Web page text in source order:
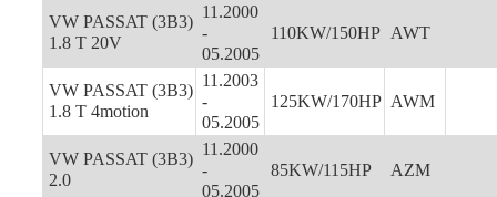
VW PASSAT (3B3)
1.8 T 20V
11.2000
-
05.2005
110KW/150HP AWT
VW PASSAT (3B3)
1.8 T 4motion
11.2003
-
05.2005
125KW/170HP AWM
VW PASSAT (3B3)
2.0
11.2000
-
05.2005
85KW/115HP AZM